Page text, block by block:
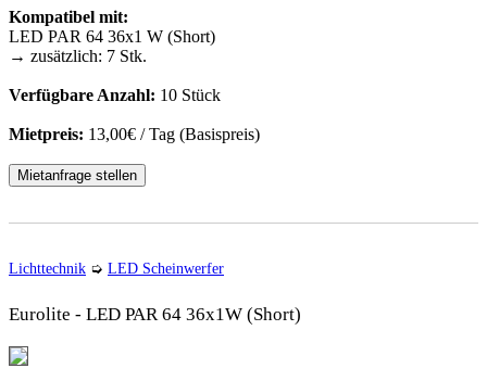
Kompatibel mit:
LED PAR 64 36x1 W (Short)
→ zusätzlich: 7 Stk.
Verfügbare Anzahl: 10 Stück
Mietpreis: 13,00€ / Tag (Basispreis)
Mietanfrage stellen
Lichttechnik ➭ LED Scheinwerfer
Eurolite - LED PAR 64 36x1W (Short)